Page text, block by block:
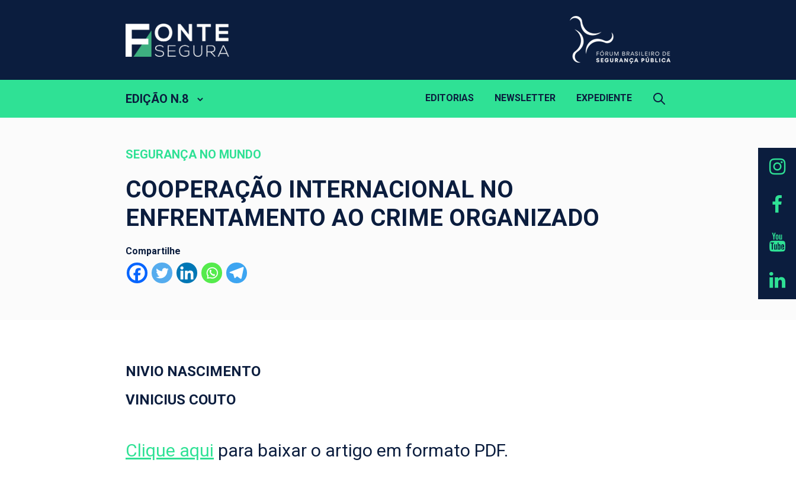
EDIÇÃO N.8 EDITORIAS NEWSLETTER EXPEDIENTE
SEGURANÇA NO MUNDO
COOPERAÇÃO INTERNACIONAL NO
ENFRENTAMENTO AO CRIME ORGANIZADO
Compartilhe
NIVIO NASCIMENTO
VINICIUS COUTO
Clique aqui para baixar o artigo em formato PDF.